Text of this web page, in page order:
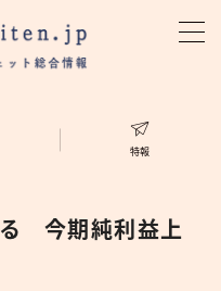
特報
る 今期純利益上